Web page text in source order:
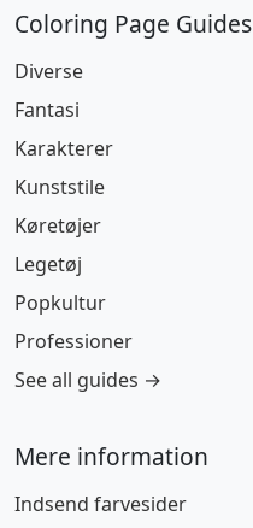
Coloring Page Guides
Diverse
Fantasi
Karakterer
Kunststile
Køretøjer
Legetøj
Popkultur
Professioner
See all guides →
Mere information
Indsend farvesider